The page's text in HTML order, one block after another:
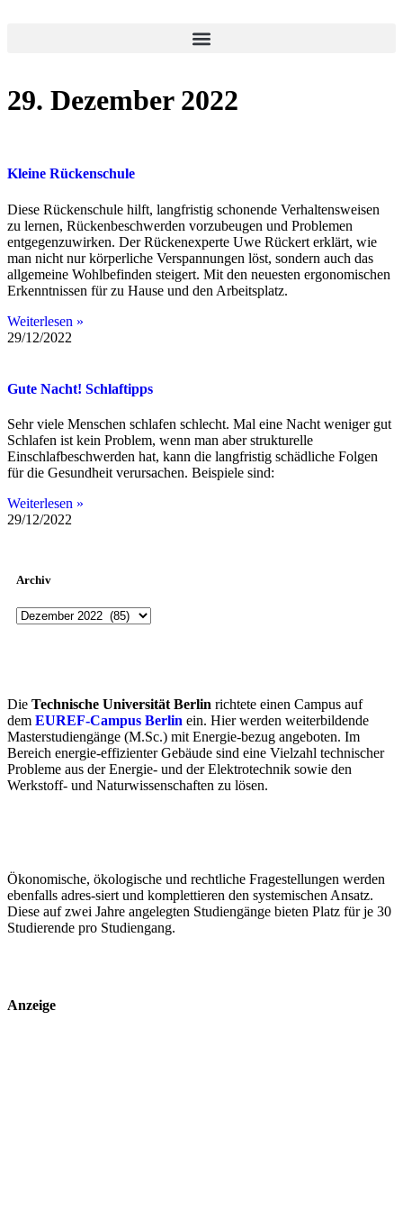
29. Dezember 2022
Kleine Rückenschule
Diese Rückenschule hilft, langfristig schonende Verhaltensweisen
zu lernen, Rückenbeschwerden vorzubeugen und Problemen
entgegenzuwirken. Der Rückenexperte Uwe Rückert erklärt, wie
man nicht nur körperliche Verspannungen löst, sondern auch das
allgemeine Wohlbefinden steigert. Mit den neuesten ergonomischen
Erkenntnissen für zu Hause und den Arbeitsplatz.
Weiterlesen »
29/12/2022
Gute Nacht! Schlaftipps
Sehr viele Menschen schlafen schlecht. Mal eine Nacht weniger gut
Schlafen ist kein Problem, wenn man aber strukturelle
Einschlafbeschwerden hat, kann die langfristig schädliche Folgen
für die Gesundheit verursachen. Beispiele sind:
Weiterlesen »
29/12/2022
Archiv
Die Technische Universität Berlin richtete einen Campus auf
dem EUREF-Campus Berlin ein. Hier werden weiterbildende
Masterstudiengänge (M.Sc.) mit Energie-bezug angeboten. Im
Bereich energie-effizienter Gebäude sind eine Vielzahl technischer
Probleme aus der Energie- und der Elektrotechnik sowie den
Werkstoff- und Naturwissenschaften zu lösen.
Ökonomische, ökologische und rechtliche Fragestellungen werden
ebenfalls adres-siert und komplettieren den systemischen Ansatz.
Diese auf zwei Jahre angelegten Studiengänge bieten Platz für je 30
Studierende pro Studiengang.
Anzeige